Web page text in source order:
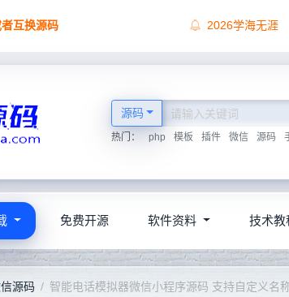
互换源码 顶尖源码唯一联
源码
热门： php 模板 插件 微信 源码
免费开源 软件资料 技术教
源码 智能电话模拟器微信小程序源码 支持自定义名